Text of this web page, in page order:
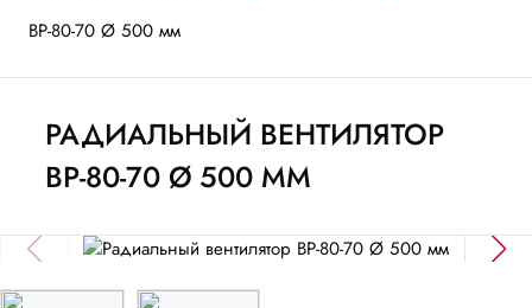
ВР-80-70 Ø 500 мм
РАДИАЛЬНЫЙ ВЕНТИЛЯТОР
ВР-80-70 Ø 500 ММ